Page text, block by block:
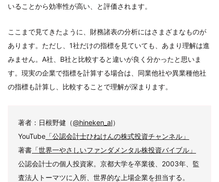
いることから効率性が高い、と評価されます。
ここまで見てきたように、財務諸表の分析にはさまざまなものが
あります。ただし、1社だけの指標を見ていても、あまり理解は進
みません。A社、B社と比較すると違いが良く分かったと思いま
す。現実の企業で指標を計算する場合は、同業他社や異業種他社
の指標も計算し、比較することで理解が深まります。
著者：日根野健（@hineken_al）
YouTube 「公認会計士ひねけんの株式投資チャンネル」
著書 「世界一やさしいファンダメンタル株投資バイブル」
公認会計士の個人投資家。京都大学を卒業後、2003年、監
査法人トーマツに入所、世界的な上場企業を担当する。